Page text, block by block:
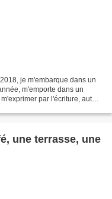
je m'embarque dans un
m'emporte dans un
par l'écriture, autour
une terrasse, une